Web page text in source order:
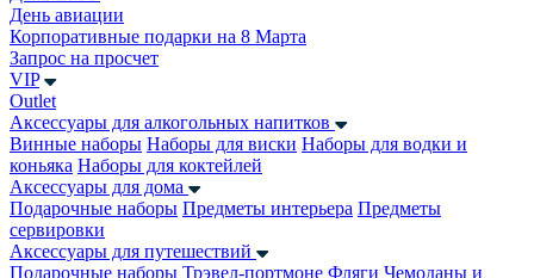
День авиации
Корпоративные подарки на 8 Марта
Запрос на просчет
VIP
Outlet
Аксессуары для алкогольных напитков
Винные наборы Наборы для виски Наборы для водки и
коньяка Наборы для коктейлей
Аксессуары для дома
Подарочные наборы Предметы интерьера Предметы
сервировки
Аксессуары для путешествий
Подарочные наборы Трэвел-портмоне Фляги Чемоданы и